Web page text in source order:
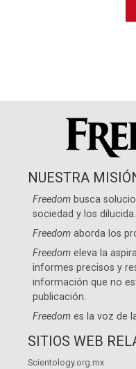
NUESTRA
Freedom busca
sociedad y los dilucida.
Freedom aborda los
Freedom eleva la
informes precisos y
información que no
publicación.
Freedom es la voz de
SITIOS WEB
Scientology.org.mx